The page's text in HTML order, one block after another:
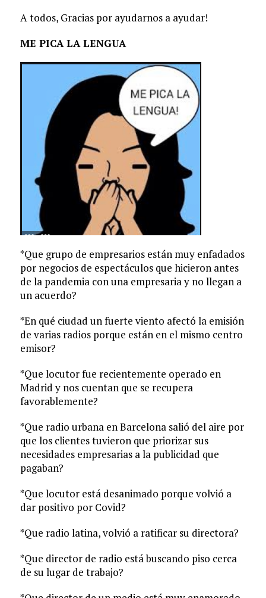
A todos, Gracias por ayudarnos a ayudar!
ME PICA LA LENGUA
*Que grupo de empresarios están muy enfadados
por negocios de espectáculos que hicieron antes
de la pandemia con una empresaria y no llegan a
un acuerdo?
*En qué ciudad un fuerte viento afectó la emisión
de varias radios porque están en el mismo centro
emisor?
*Que locutor fue recientemente operado en
Madrid y nos cuentan que se recupera
favorablemente?
*Que radio urbana en Barcelona salió del aire por
que los clientes tuvieron que priorizar sus
necesidades empresarias a la publicidad que
pagaban?
*Que locutor está desanimado porque volvió a
dar positivo por Covid?
*Que radio latina, volvió a ratificar su directora?
*Que director de radio está buscando piso cerca
de su lugar de trabajo?